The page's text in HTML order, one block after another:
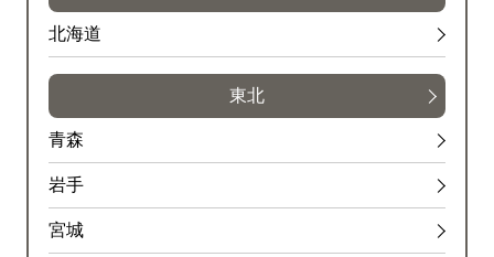
北海道
東北
青森
岩手
宮城